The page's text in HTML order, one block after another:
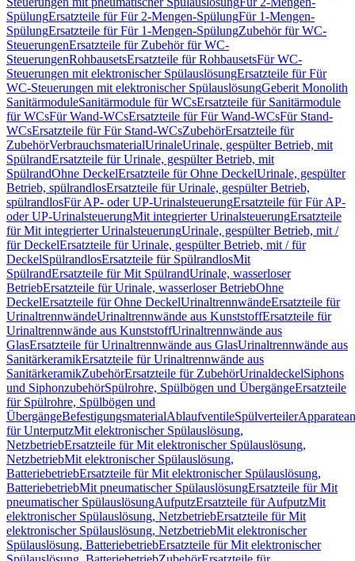
SpülungErsatzteile für Für 2-Mengen-SpülungFür 1-Mengen-
SpülungErsatzteile für Für 1-Mengen-SpülungZubehör für WC-
SteuerungenErsatzteile für Zubehör für WC-
SteuerungenRohbausetsErsatzteile für RohbausetsFür WC-
Steuerungen mit elektronischer SpülauslösungErsatzteile für Für
WC-Steuerungen mit elektronischer SpülauslösungGeberit Monolith
SanitärmoduleSanitärmodule für WCsErsatzteile für Sanitärmodule
für WCsFür Wand-WCsErsatzteile für Für Wand-WCsFür Stand-
WCsErsatzteile für Für Stand-WCsZubehörErsatzteile für
ZubehörVerbrauchsmaterialUrinaleUrinale, gespülter Betrieb, mit
SpülrandErsatzteile für Urinale, gespülter Betrieb, mit
SpülrandOhne DeckelErsatzteile für Ohne DeckelUrinale, gespülter
Betrieb, spülrandlosErsatzteile für Urinale, gespülter Betrieb,
spülrandlosFür AP- oder UP-UrinalsteuerungErsatzteile für Für AP-
oder UP-UrinalsteuerungMit integrierter UrinalsteuerungErsatzteile
für Mit integrierter UrinalsteuerungUrinale, gespülter Betrieb, mit /
für DeckelErsatzteile für Urinale, gespülter Betrieb, mit / für
DeckelSpülrandlosErsatzteile für SpülrandlosMit
SpülrandErsatzteile für Mit SpülrandUrinale, wasserloser
BetriebErsatzteile für Urinale, wasserloser BetriebOhne
DeckelErsatzteile für Ohne DeckelUrinaltrennwändeErsatzteile für
UrinaltrennwändeUrinaltrennwände aus KunststoffErsatzteile für
Urinaltrennwände aus KunststoffUrinaltrennwände aus
GlasErsatzteile für Urinaltrennwände aus GlasUrinaltrennwände aus
SanitärkeramikErsatzteile für Urinaltrennwände aus
SanitärkeramikZubehörErsatzteile für ZubehörUrinaldeckelSiphons
und SiphonzubehörSpülrohre, Spülbögen und ÜbergängeErsatzteile
für Spülrohre, Spülbögen und
ÜbergängeBefestigungsmaterialAblaufventileSpülverteiler
für UnterputzMit elektronischer Spülauslösung,
NetzbetriebErsatzteile für Mit elektronischer Spülauslösung,
NetzbetriebMit elektronischer Spülauslösung,
BatteriebetriebErsatzteile für Mit elektronischer Spülauslösung,
BatteriebetriebMit pneumatischer SpülauslösungErsatzteile für Mit
pneumatischer SpülauslösungAufputzErsatzteile für AufputzMit
elektronischer Spülauslösung, NetzbetriebErsatzteile für Mit
elektronischer Spülauslösung, NetzbetriebMit elektronischer
Spülauslösung, BatteriebetriebErsatzteile für Mit elektronischer